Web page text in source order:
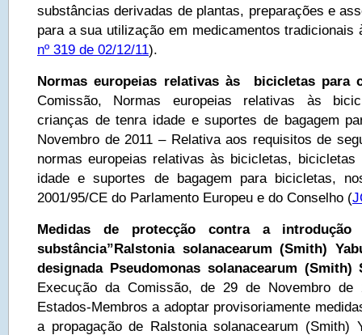
substâncias derivadas de plantas, preparações e
para a sua utilização em medicamentos tradicionais
nº 319 de 02/12/11).
Normas europeias relativas às bicicletas para
Comissão, Normas europeias relativas às
crianças de tenra idade e suportes de bagagem
Novembro de 2011 – Relativa aos requisitos de
normas europeias relativas às bicicletas,
idade e suportes de bagagem para bicicletas,
2001/95/CE do Parlamento Europeu e do Conselho (
Medidas de protecção contra a introdução
substância”Ralstonia solanacearum (Smith)
designada Pseudomonas solanacearum (Smith)
Execução da Comissão, de 29 de Novembro
Estados-Membros a adoptar provisoriamente
a propagação de Ralstonia solanacearum (Smith)